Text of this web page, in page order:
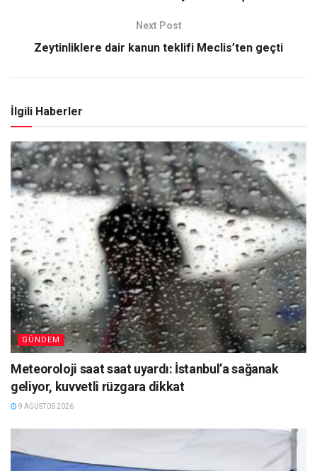
Next Post
Zeytinliklere dair kanun teklifi Meclis’ten geçti
İlgili Haberler
GÜNDEM
Meteoroloji saat saat uyardı: İstanbul’a sağanak
geliyor, kuvvetli rüzgara dikkat
9 AĞUSTOS 2026